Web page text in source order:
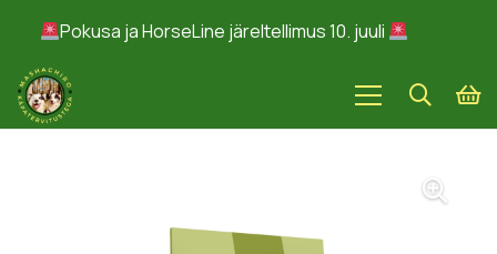
Pokusa ja HorseLine järeltellimus 10. juuli